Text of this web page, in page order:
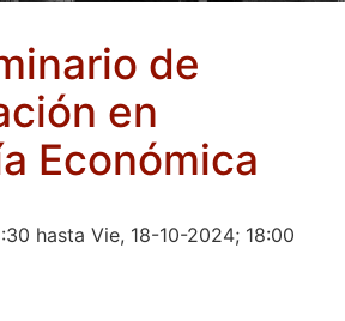
de
en
Económica
hasta Vie, 18-10-2024; 18:00